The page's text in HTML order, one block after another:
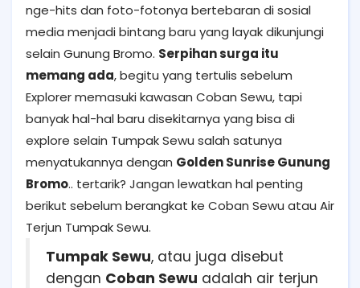
nge-hits dan foto-fotonya bertebaran di sosial
media menjadi bintang baru yang layak dikunjungi
selain Gunung Bromo. Serpihan surga itu
memang ada, begitu yang tertulis sebelum
Explorer memasuki kawasan Coban Sewu, tapi
banyak hal-hal baru disekitarnya yang bisa di
explore selain Tumpak Sewu salah satunya
menyatukannya dengan Golden Sunrise Gunung
Bromo.. tertarik? Jangan lewatkan hal penting
berikut sebelum berangkat ke Coban Sewu atau Air
Terjun Tumpak Sewu.
Tumpak Sewu, atau juga disebut
dengan Coban Sewu adalah air terjun